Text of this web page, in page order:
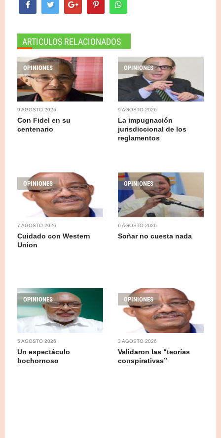
ARTICULOS RELACIONADOS
OPINIONES
9 AGOSTO 2026
Con Fidel en su
centenario
OPINIONES
9 AGOSTO 2026
La impugnación
jurisdiccional de los
reglamentos
OPINIONES
7 AGOSTO 2026
Cuidado con Western
Union
OPINIONES
6 AGOSTO 2026
Soñar no cuesta nada
OPINIONES
5 AGOSTO 2026
Un espectáculo
bochornoso
OPINIONES
3 AGOSTO 2026
Validaron las “teorías
conspirativas”